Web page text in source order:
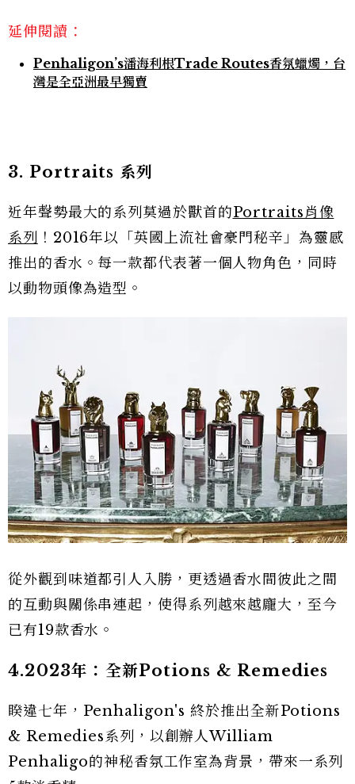
延伸閱讀：
Penhaligon’s潘海利根Trade Routes香氛蠟燭，台
灣是全亞洲最早獨賣
3. Portraits 系列
近年聲勢最大的系列莫過於獸首的Portraits肖像
系列 ！2016年以「英國上流社會豪門秘辛」為靈感
推出的香水。每一款都代表著一個人物角色，同時
以動物頭像為造型。
從外觀到味道都引人入勝，更透過香水間彼此之間
的互動與關係串連起，使得系列越來越龐大，至今
已有19款香水。
4.2023年：全新Potions & Remedies
睽違七年，Penhaligon's 終於推出全新Potions
& Remedies系列，以創辦人William
Penhaligo的神秘香氛工作室為背景，帶來一系列